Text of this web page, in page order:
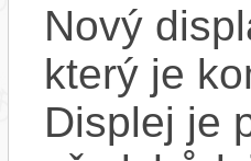
Nový
který je
Displej je